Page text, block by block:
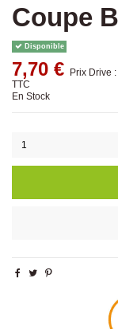
Coupe
Disponible
7,70 € Prix Drive :
TTC
En Stock